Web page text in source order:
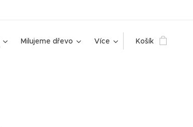
Milujeme dřevo Více Košík